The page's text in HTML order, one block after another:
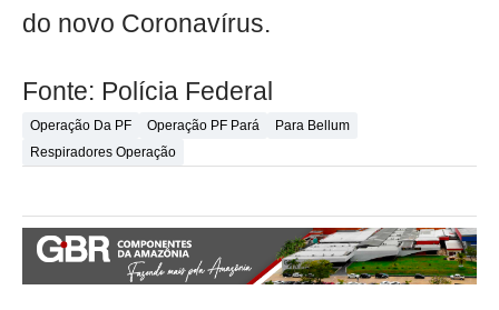
do novo Coronavírus.
Fonte: Polícia Federal
Operação Da PF Operação PF Pará
Para Bellum
Respiradores Operação